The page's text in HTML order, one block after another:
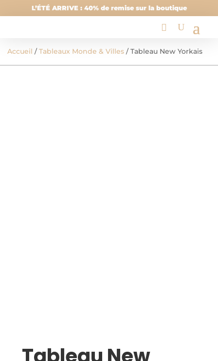
L’ÉTÉ ARRIVE : 40% de remise sur la boutique
Accueil /Tableaux Monde & Villes / Tableau New Yorkais